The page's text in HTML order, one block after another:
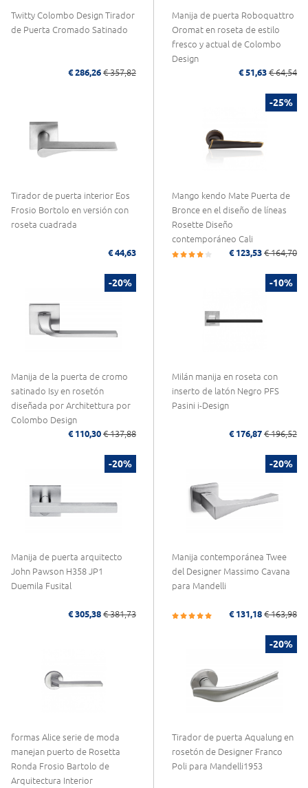
Twitty Colombo Design Tirador
de Puerta Cromado Satinado
€ 286,26 € 357,82
Manija de puerta Roboquattro
Oromat en roseta de estilo
fresco y actual de Colombo
Design
€ 51,63 € 64,54
Tirador de puerta interior Eos
Frosio Bortolo en versión con
roseta cuadrada
€ 44,63
-25%
Mango kendo Mate Puerta de
Bronce en el diseño de líneas
Rosette Diseño
contemporáneo Cali
€ 123,53 € 164,70
-20%
Manija de la puerta de cromo
satinado Isy en rosetón
diseñada por Architettura por
Colombo Design
€ 110,30 € 137,88
-10%
Milán manija en roseta con
inserto de latón Negro PFS
Pasini i-Design
€ 176,87 € 196,52
-20%
Manija de puerta arquitecto
John Pawson H358 JP1
Duemila Fusital
€ 305,38 € 381,73
-20%
Manija contemporánea Twee
del Designer Massimo Cavana
para Mandelli
€ 131,18 € 163,98
formas Alice serie de moda
manejan puerto de Rosetta
Ronda Frosio Bartolo de
Arquitectura Interior
-20%
Tirador de puerta Aqualung en
rosetón de Designer Franco
Poli para Mandelli1953